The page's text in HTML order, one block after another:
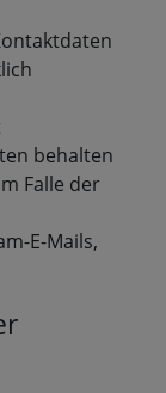
behalten
Falle der
E-Mails,